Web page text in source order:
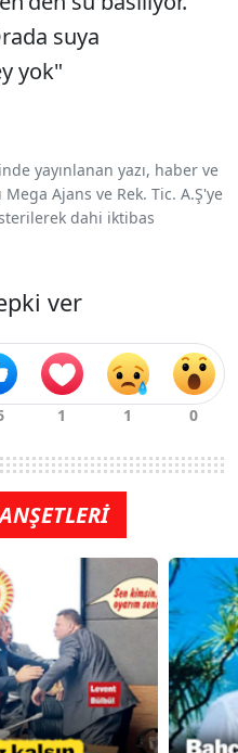
suya
yok"
yayınlanan yazı, haber ve
Ajans ve Rek. Tic. A.Ş'ye
dahi iktibas
ver